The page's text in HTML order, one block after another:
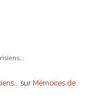
sur Mémoires de